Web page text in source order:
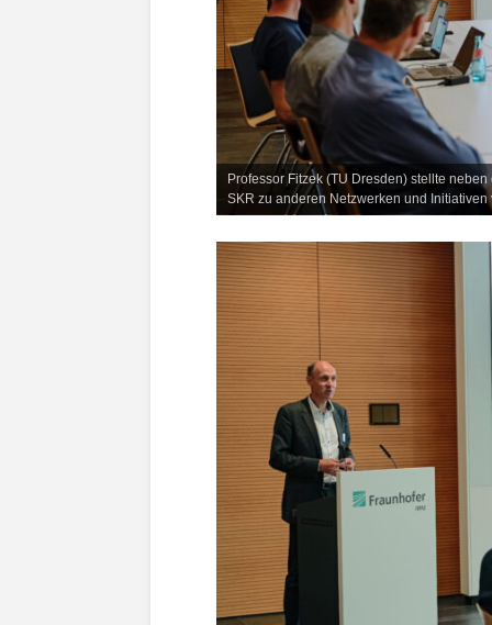
Professor Fitzek (TU Dresden) stellte
SKR zu anderen Netzwerken und Initiativen